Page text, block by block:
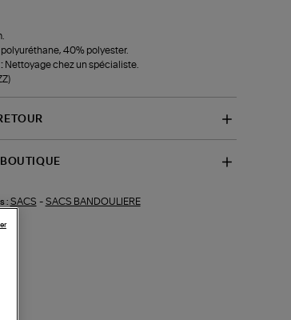
40% polyester.
Nettoyage chez un spécialiste.
: SACS - SACS BANDOULIERE